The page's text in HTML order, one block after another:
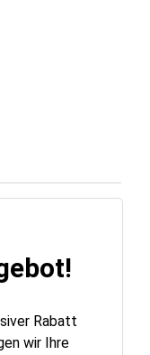
Rabatt
wir Ihre